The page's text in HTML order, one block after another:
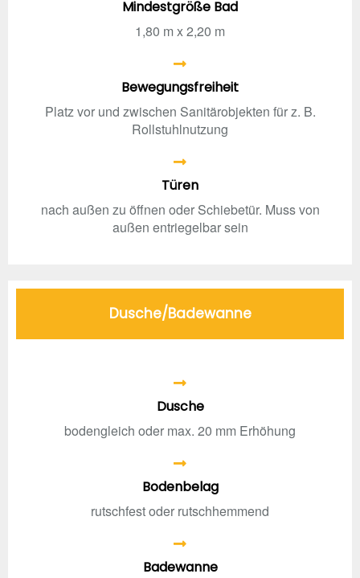
Mindestgröße Bad
1,80 m x 2,20 m
Bewegungsfreiheit
Platz vor und zwischen Sanitärobjekten für z. B.
Rollstuhlnutzung
Türen
nach außen zu öffnen oder Schiebetür. Muss von
außen entriegelbar sein
Dusche/Badewanne
Dusche
bodengleich oder max. 20 mm Erhöhung
Bodenbelag
rutschfest oder rutschhemmend
Badewanne